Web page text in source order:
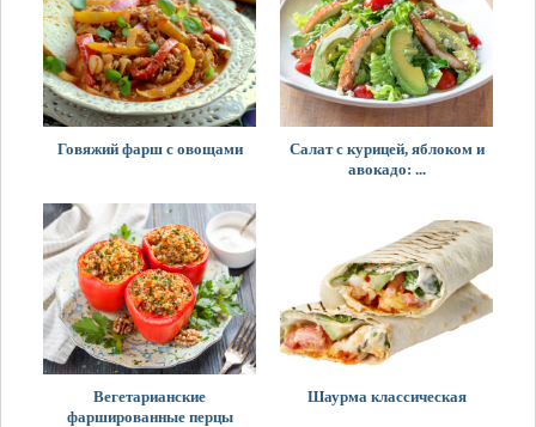
Говяжий фарш с овощами
Салат с курицей, яблоком и
авокадо: ...
Вегетарианские
фаршированные перцы
Шаурма классическая